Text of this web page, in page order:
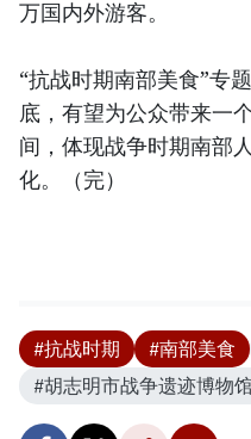
万国内外游客。
“抗战时期南部美食”专
底，有望为公众带来一
间，体现战争时期南部
化。（完）
#抗战时期 #南部美食
#胡志明市战争遗迹博物